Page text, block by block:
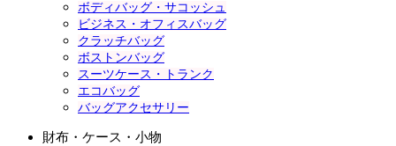
ボディバッグ・サコッシュ
ビジネス・オフィスバッグ
クラッチバッグ
ボストンバッグ
スーツケース・トランク
エコバッグ
バッグアクセサリー
財布・ケース・小物